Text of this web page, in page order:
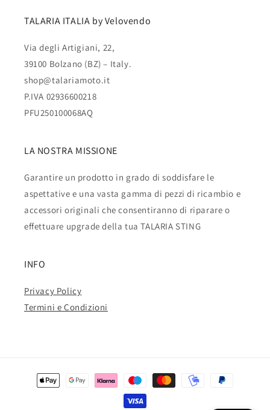
TALARIA ITALIA by Velovendo
Via degli Artigiani, 22,
39100 Bolzano (BZ) – Italy.
shop@talariamoto.it
P.IVA 02936600218
PFU250100068AQ
LA NOSTRA MISSIONE
Garantire un prodotto in grado di soddisfare le
aspettative e una vasta gamma di pezzi di ricambio e
accessori originali che consentiranno di riparare o
effettuare upgrade della tua TALARIA STING
INFO
Privacy Policy
Termini e Condizioni
Metodi